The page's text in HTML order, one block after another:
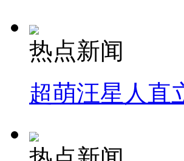
热点新闻
超萌汪星人直